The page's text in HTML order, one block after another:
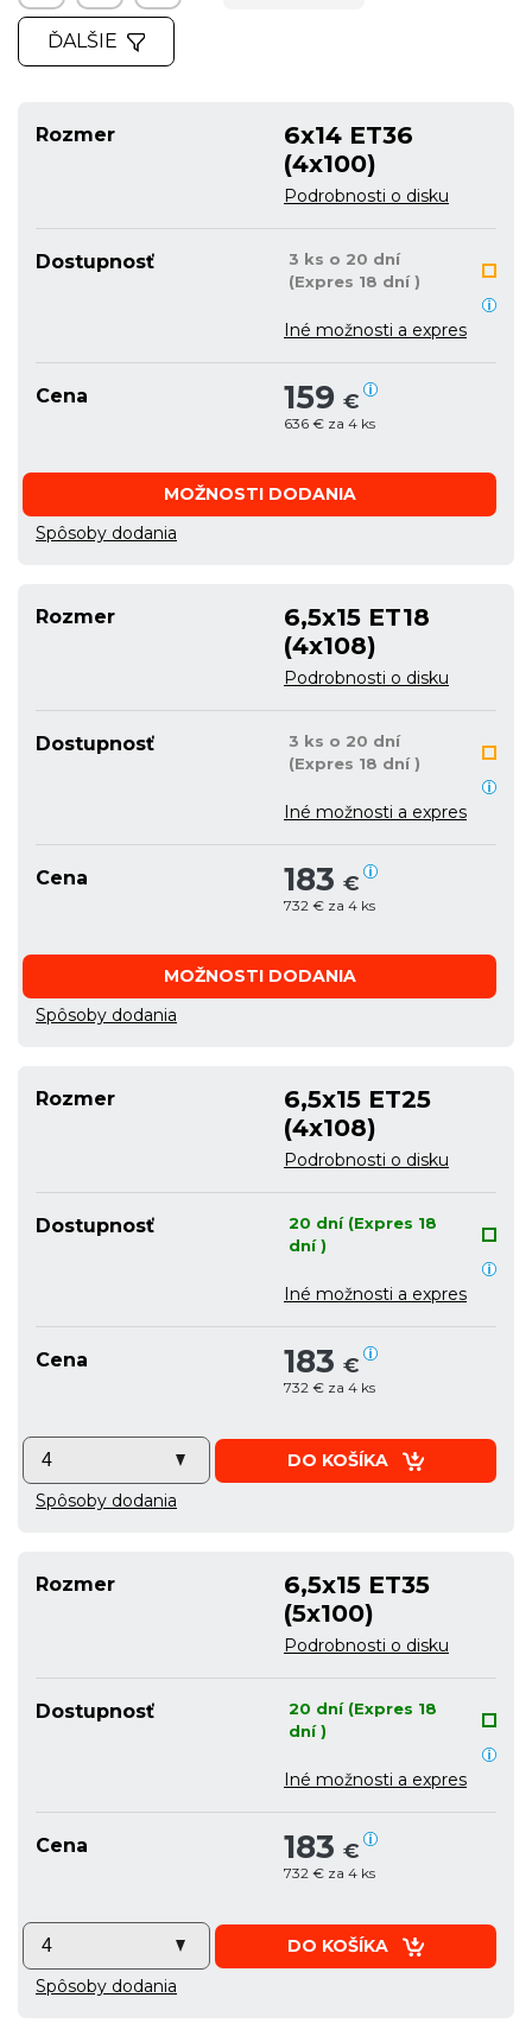
ĎALŠIE
Rozmer
6x14 ET36
(4x100)
Podrobnosti o disku
Dostupnosť
3 ks o 20 dní
(Expres 18 dní )
Iné možnosti a expres
Cena 159 €
636 € za 4 ks
MOŽNOSTI DODANIA
Spôsoby dodania
Rozmer
6,5x15 ET18
(4x108)
Podrobnosti o disku
Dostupnosť
3 ks o 20 dní
(Expres 18 dní )
Iné možnosti a expres
Cena 183 €
732 € za 4 ks
MOŽNOSTI DODANIA
Spôsoby dodania
Rozmer
6,5x15 ET25
(4x108)
Podrobnosti o disku
Dostupnosť
20 dní (Expres 18
dní )
Iné možnosti a expres
Cena 183 €
732 € za 4 ks
DO KOŠÍKA
Spôsoby dodania
Rozmer
6,5x15 ET35
(5x100)
Podrobnosti o disku
Dostupnosť
20 dní (Expres 18
dní )
Iné možnosti a expres
Cena 183 €
732 € za 4 ks
DO KOŠÍKA
Spôsoby dodania